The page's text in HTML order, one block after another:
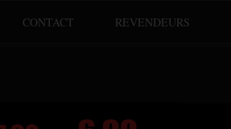
CONTACT REVENDEURS